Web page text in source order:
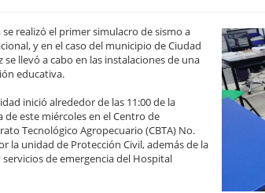
se realizó el primer simulacro de sismo a
y en el caso del municipio de Ciudad
se llevó a cabo en las instalaciones de una
educativa.
inició alrededor de las 11:00 de la
de este miércoles en el Centro de
Tecnológico Agropecuario (CBTA) No.
la unidad de Protección Civil, además de la
de emergencia del Hospital